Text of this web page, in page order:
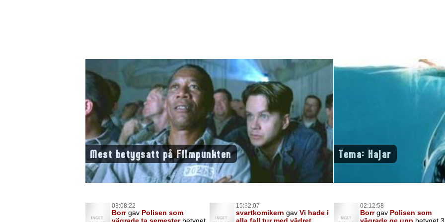
Mest betygsatt på Filmpunkten Tema: Hajar
03:08:22
Borrgav Polisen som
vägrade ta semester betyget
15:32:07
svartkomikern gav Vi hade i
alla fall tur med vädret
02:12:58
Borrgav Polisen som
vägrade ge upp betyget